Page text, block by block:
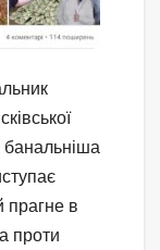
банальніша
прагне в
проти